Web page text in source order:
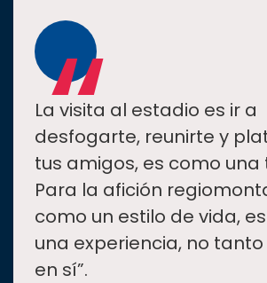
“
La visita al estadio es ir a
desfogarte, reunirte y
tus amigos, es como una
Para la afición
como un estilo de vida,
una experiencia, no
en sí”.